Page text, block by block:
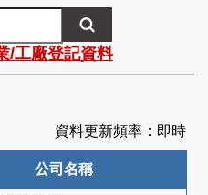
/工廠登記資料
資料更新頻率：即時
公司名稱